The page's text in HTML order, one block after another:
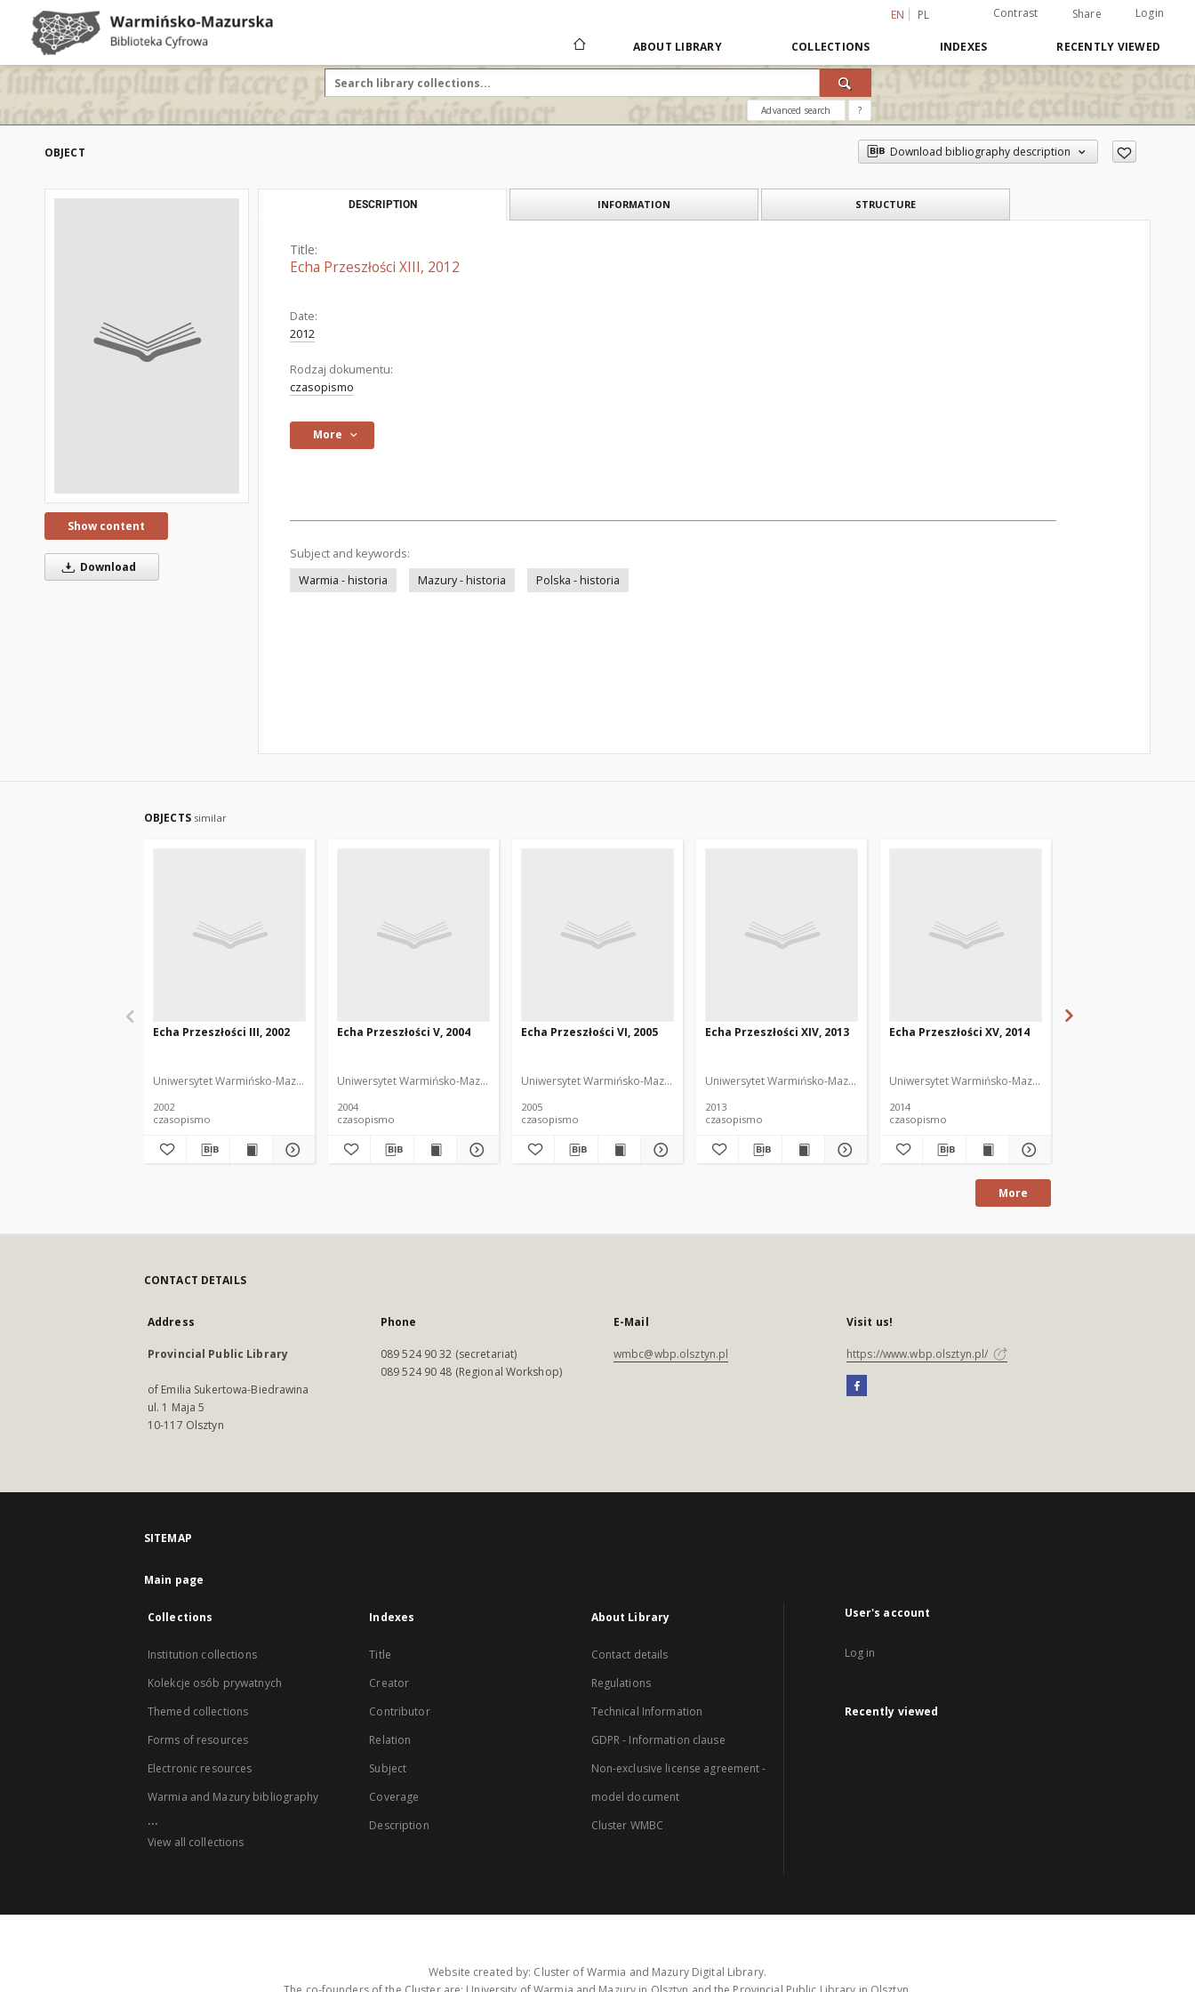
EN PL Contrast Share Login
ABOUT LIBRARY COLLECTIONS INDEXES RECENTLY VIEWED
Advanced search ?
OBJECT Download bibliography description
Show content
Download
DESCRIPTION INFORMATION STRUCTURE
Title:
Echa Przeszłości XIII, 2012
Date:
2012
Rodzaj dokumentu:
czasopismo
More
Subject and keywords:
Warmia - historia
Mazury - historia Polska - historia
OBJECTS similar
Echa Przeszłości III, 2002
Uniwersytet Warmińsko-Mazurski
2002
czasopismo
Echa Przeszłości V, 2004
Uniwersytet Warmińsko-Mazurski
2004
czasopismo
Echa Przeszłości VI, 2005
Uniwersytet Warmińsko-Mazurski
2005
czasopismo
Echa Przeszłości XIV, 2013
Uniwersytet Warmińsko-Mazurski
2013
czasopismo
Echa Przeszłości XV, 2014
Uniwersytet Warmińsko-Mazurski
2014
czasopismo
More
CONTACT DETAILS
Address
Provincial Public Library
of Emilia Sukertowa-Biedrawina
ul. 1 Maja 5
10-117 Olsztyn
Phone
089 524 90 32 (secretariat)
089 524 90 48 (Regional Workshop)
E-Mail
wmbc@wbp.olsztyn.pl
Visit us!
https://www.wbp.olsztyn.pl/
SITEMAP
Main page
Collections
Institution collections
Kolekcje osób prywatnych
Themed collections
Forms of resources
Electronic resources
Warmia and Mazury bibliography
...
View all collections
Indexes
Title
Creator
Contributor
Relation
Subject
Coverage
Description
About Library
Contact details
Regulations
Technical Information
GDPR - Information clause
Non-exclusive license agreement -
model document
Cluster WMBC
User's account
Log in
Recently viewed
Website created by: Cluster of Warmia and Mazury Digital Library.